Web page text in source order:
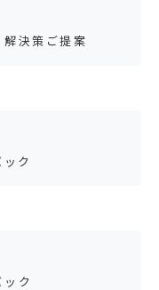
決策ご提案
ク
ク